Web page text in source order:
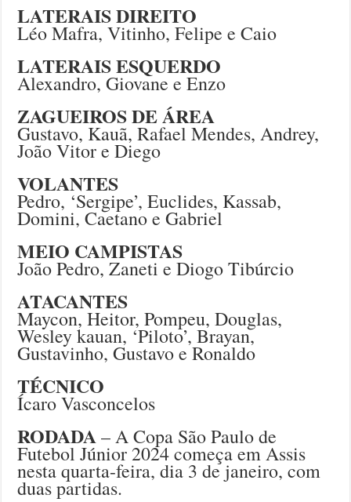
LATERAIS DIREITO
Léo Mafra, Vitinho, Felipe e Caio
LATERAIS ESQUERDO
Alexandro, Giovane e Enzo
ZAGUEIROS DE ÁREA
Gustavo, Kauã, Rafael Mendes, Andrey,
João Vitor e Diego
VOLANTES
Pedro, ‘Sergipe’, Euclides, Kassab,
Domini, Caetano e Gabriel
MEIO CAMPISTAS
João Pedro, Zaneti e Diogo Tibúrcio
ATACANTES
Maycon, Heitor, Pompeu, Douglas,
Wesley kauan, ‘Piloto’, Brayan,
Gustavinho, Gustavo e Ronaldo
TÉCNICO
Ícaro Vasconcelos
RODADA– A Copa São Paulo de
Futebol Júnior 2024 começa em Assis
nesta quarta-feira, dia 3 de janeiro, com
duas partidas.